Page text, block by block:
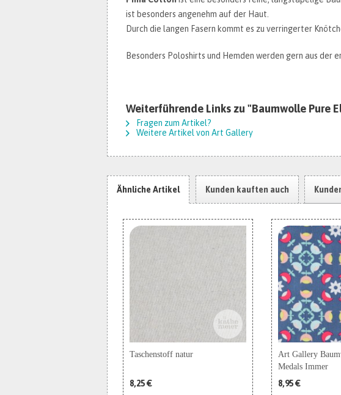
ist besonders angenehm auf der Haut.
Durch die langen Fasern kommt es zu verringerter
Besonders Poloshirts und Hemden werden gern aus
Weiterführende Links zu "Baumwolle Pure
Fragen zum Artikel?
Weitere Artikel von Art Gallery
Ähnliche Artikel Kunden kauften auch
Taschenstoff natur
8,25 €
Art Gallery
Medals Immer
8,95 €